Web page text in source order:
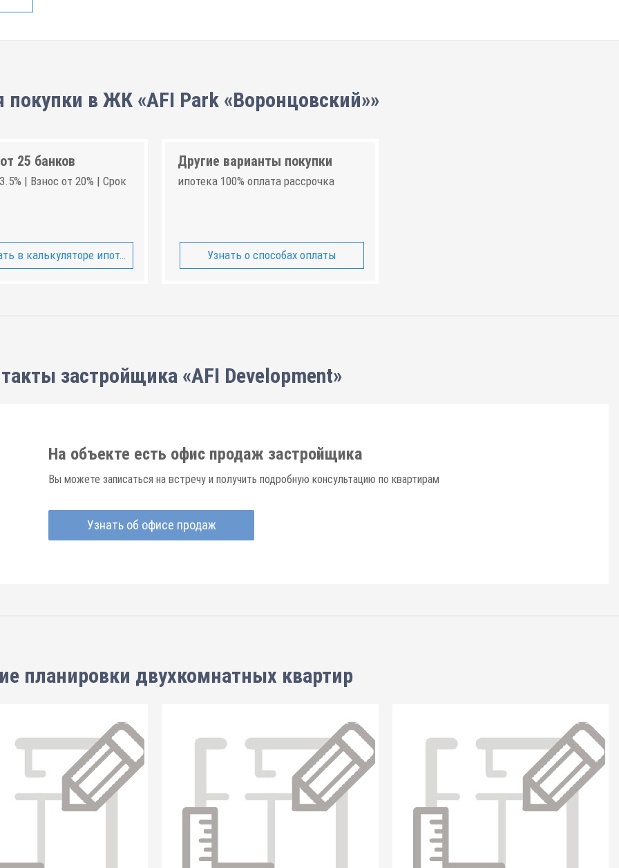
покупки в ЖК «AFI Park «Воронцовский»»
25 банков
| Взнос от 20% | Срок
в калькуляторе ипотеки
Другие варианты покупки
ипотека 100% оплата рассрочка
Узнать о способах оплаты
застройщика «AFI Development»
На объекте есть офис продаж застройщика
Вы можете записаться на встречу и получить подробную консультацию по квартирам
Узнать об офисе продаж
планировки двухкомнатных квартир